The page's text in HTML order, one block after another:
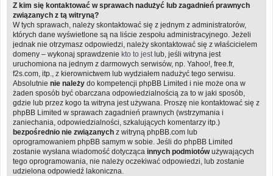
Z kim się kontaktować w sprawach nadużyć lub zagadnień prawnych
związanych z tą witryną?
W tych sprawach, należy skontaktować się z jednym z administratorów,
których dane wyświetlone są na liście zespołu administracyjnego. Jeżeli
jednak nie otrzymasz odpowiedzi, należy skontaktować się z właścicielem
domeny – wykonaj sprawdzenie kto to jest lub, jeśli witryna jest
uruchomiona na jednym z darmowych serwisów, np. Yahoo!, free.fr,
f2s.com, itp., z kierownictwem lub wydziałem nadużyć tego serwisu.
Absolutnie nie należy do kompetencji phpBB Limited i nie może ona w
żaden sposób być obarczana odpowiedzialnością za to w jaki sposób,
gdzie lub przez kogo ta witryna jest używana. Proszę nie kontaktować się z
phpBB Limited w sprawach zagadnień prawnych (wstrzymania i
zaniechania, odpowiedzialności, szkalujących komentarzy itp.)
bezpośrednio nie związanych z witryną phpBB.com lub
oprogramowaniem phpBB samym w sobie. Jeśli do phpBB Limited
zostanie wysłana wiadomość dotycząca innych podmiotówużywających
tego oprogramowania, nie należy oczekiwać odpowiedzi, lub zostanie
udzielona odpowiedź lakoniczna.